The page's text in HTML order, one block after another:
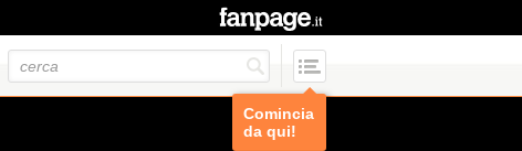
Comincia
da qui!